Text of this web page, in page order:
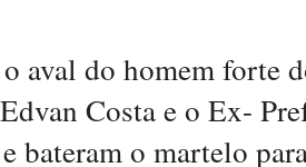
aval do homem forte
Costa e o Ex-
e bateram o martelo